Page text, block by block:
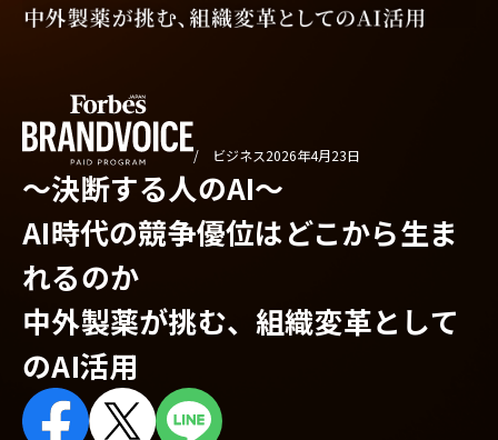
/ ビジネス2026年4月23日
〜決断する人のAI〜
AI時代の競争優位はどこから生ま
れるのか
中外製薬が挑む、組織変革として
のAI活用